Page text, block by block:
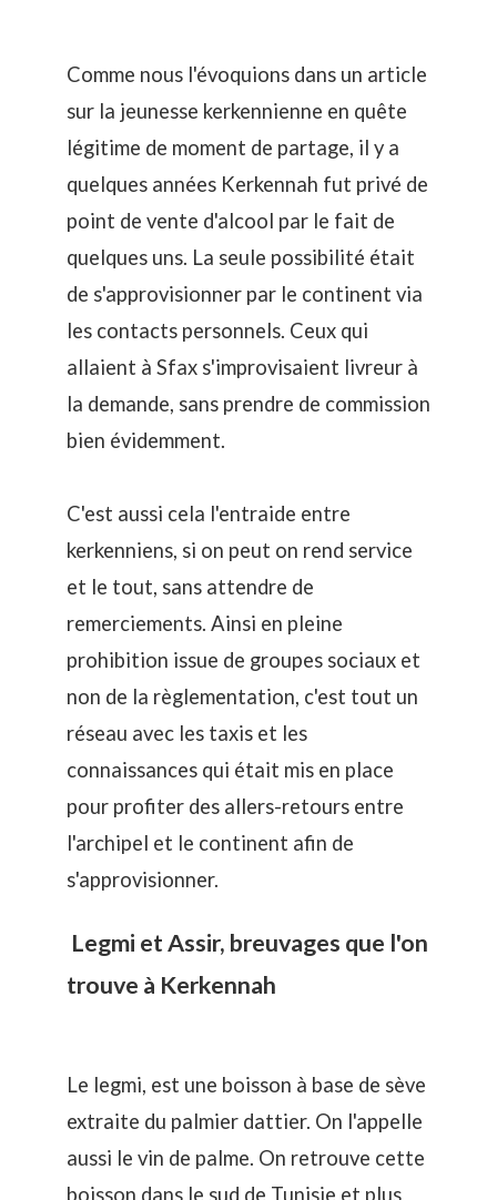
Comme nous l'évoquions dans un article
sur la jeunesse kerkennienne en quête
légitime de moment de partage, il y a
quelques années Kerkennah fut privé de
point de vente d'alcool par le fait de
quelques uns. La seule possibilité était
de s'approvisionner par le continent via
les contacts personnels. Ceux qui
allaient à Sfax s'improvisaient livreur à
la demande, sans prendre de commission
bien évidemment.
C'est aussi cela l'entraide entre
kerkenniens, si on peut on rend service
et le tout, sans attendre de
remerciements. Ainsi en pleine
prohibition issue de groupes sociaux et
non de la règlementation, c'est tout un
réseau avec les taxis et les
connaissances qui était mis en place
pour profiter des allers-retours entre
l'archipel et le continent afin de
s'approvisionner.
Legmi et Assir, breuvages que l'on
trouve à Kerkennah
Le legmi, est une boisson à base de sève
extraite du palmier dattier. On l'appelle
aussi le vin de palme. On retrouve cette
boisson dans le sud de Tunisie et plus